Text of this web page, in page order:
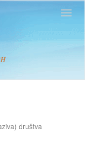
društva